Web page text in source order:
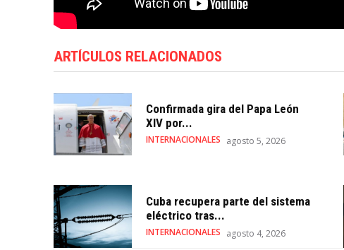
ARTÍCULOS RELACIONADOS
Confirmada gira del Papa León
XIV por...
INTERNACIONALES agosto 5, 2026
Cuba recupera parte del sistema
eléctrico tras...
INTERNACIONALES agosto 4, 2026